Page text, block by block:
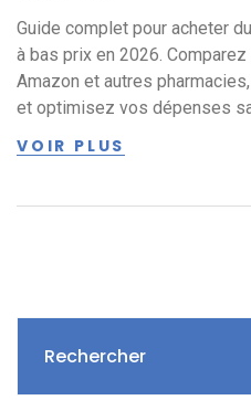
Guide complet pour acheter
à bas prix en 2026.
Amazon et autres
et optimisez vos dépenses
VOIR PLUS
Rechercher